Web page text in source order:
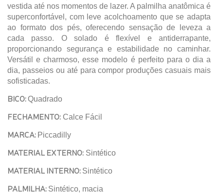
vestida até nos momentos de lazer. A palmilha anatômica é
superconfortável, com leve acolchoamento que se adapta
ao formato dos pés, oferecendo sensação de leveza a
cada passo. O solado é flexível e antiderrapante,
proporcionando segurança e estabilidade no caminhar.
Versátil e charmoso, esse modelo é perfeito para o dia a
dia, passeios ou até para compor produções casuais mais
sofisticadas.
BICO:Quadrado
FECHAMENTO: Calce Fácil
MARCA: Piccadilly
MATERIAL EXTERNO: Sintético
MATERIAL INTERNO: Sintético
PALMILHA: Sintético, macia